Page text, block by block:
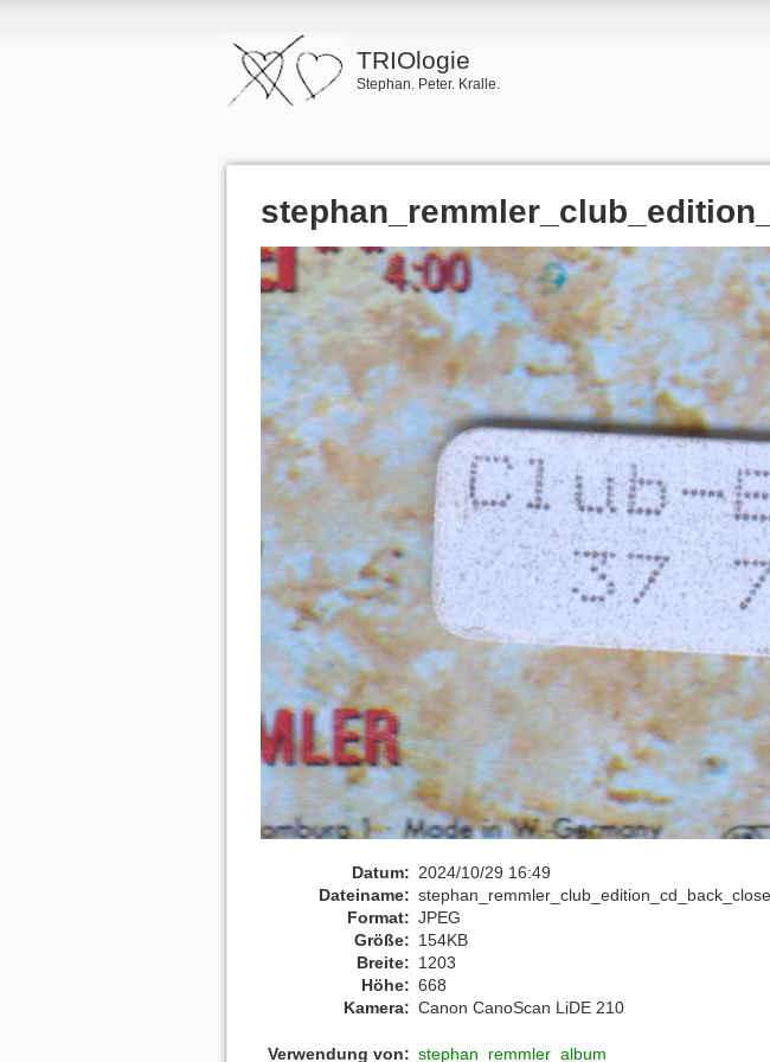
TRIOlogie
Stephan. Peter. Kralle.
Datum: 2024/10/29 16:49
Dateiname:
Format: JPEG
Größe: 154KB
Breite: 1203
Höhe: 668
Kamera: Canon CanoScan LiDE 210
Verwendung von: stephan_remmler_album